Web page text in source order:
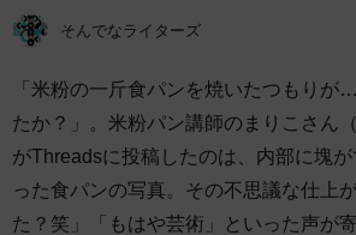
そんでなライターズ
「米粉の一斤食パンを焼いたつもりが
たか？」。米粉パン講師のまりこさん
がThreadsに投稿したのは、内部に塊
った食パンの写真。その不思議な仕上
た？笑」「もはや芸術」といった声が